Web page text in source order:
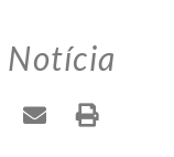
Notícia